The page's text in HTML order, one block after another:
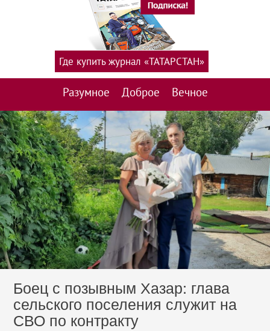
Разумное Доброе Вечное
Где купить журнал «ТАТАРСТАН»
Боец с позывным Хазар: глава
сельского поселения служит на
СВО по контракту